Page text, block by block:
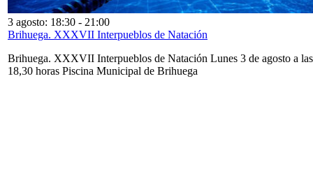
3 agosto: 18:30 - 21:00
Brihuega. XXXVII Interpueblos de Natación
Brihuega. XXXVII Interpueblos de Natación Lunes 3 de agosto a las
18,30 horas Piscina Municipal de Brihuega